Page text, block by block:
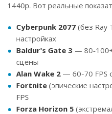
1440p. Вот реальные
Cyberpunk 2077 (без Ray
настройках
Baldur's Gate 3 — 80-100+
сцены
Alan Wake 2 — 60-70 FPS
Fortnite (эпические
FPS
Forza Horizon 5